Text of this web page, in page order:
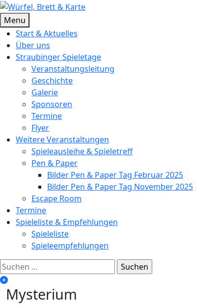
Skip
to
content
Würfel, Brett & Karte
Brettspielverein & Veranstalter Straubinger Spieletage
Menu
Start & Aktuelles
Über uns
Straubinger Spieletage
Veranstaltungsleitung
Geschichte
Galerie
Sponsoren
Termine
Flyer
Weitere Veranstaltungen
Spieleausleihe & Spieletreff
Pen & Paper
Bilder Pen & Paper Tag Februar 2025
Bilder Pen & Paper Tag November 2025
Escape Room
Termine
Spieleliste & Empfehlungen
Spieleliste
Spieleempfehlungen
Suchen
nach:
Mysterium